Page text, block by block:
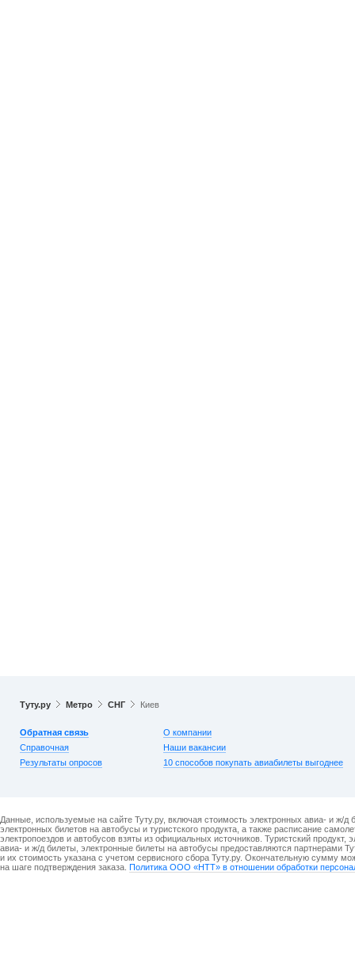
Туту.ру Метро СНГ Киев
Обратная связь
Справочная
Результаты опросов
О компании
Наши вакансии
10 способов покупать авиабилеты выгоднее
Данные, используемые на сайте Туту.ру, включая стоимость электронных авиа- и ж/д
электронных билетов на автобусы и туристского продукта, а также расписание
электропоездов и автобусов взяты из официальных источников. Туристский продукт,
авиа- и ж/д билеты, электронные билеты на автобусы предоставляются партнерами
и их стоимость указана с учетом сервисного сбора Туту.ру. Окончательную сумму
на шаге подтверждения заказа. Политика ООО «НТТ» в отношении обработки